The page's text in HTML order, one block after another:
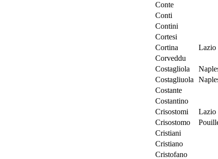
Conte
Conti
Contini
Cortesi
Cortina
Lazio
Corveddu
Costagliola
Costagliuola
Costante
Costantino
Crisostomi
Lazio
Crisostomo
Cristiani
Cristiano
Cristofano